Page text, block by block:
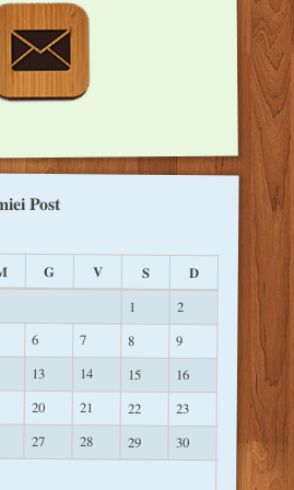
Post
G V S D
1
2
6 7 8 9
13 14 15
16
20 21 22
23
27 28 29
30